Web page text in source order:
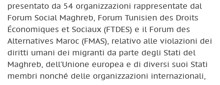
presentato da 54 organizzazioni rappresentate dal
Forum Social Maghreb, Forum Tunisien des Droits
Économiques et Sociaux (FTDES) e il Forum des
Alternatives Maroc (FMAS), relativo alle violazioni dei
diritti umani dei migranti da parte degli Stati del
Maghreb, dell’Unione europea e di diversi suoi Stati
membri nonché delle organizzazioni internazionali,